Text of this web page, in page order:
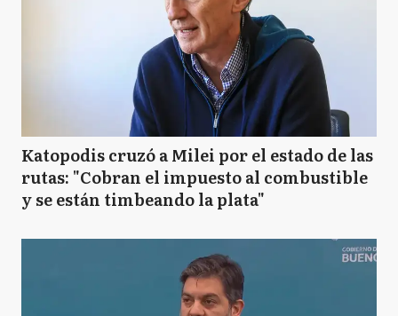
Katopodis cruzó a Milei por el estado de las
rutas: "Cobran el impuesto al combustible
y se están timbeando la plata"